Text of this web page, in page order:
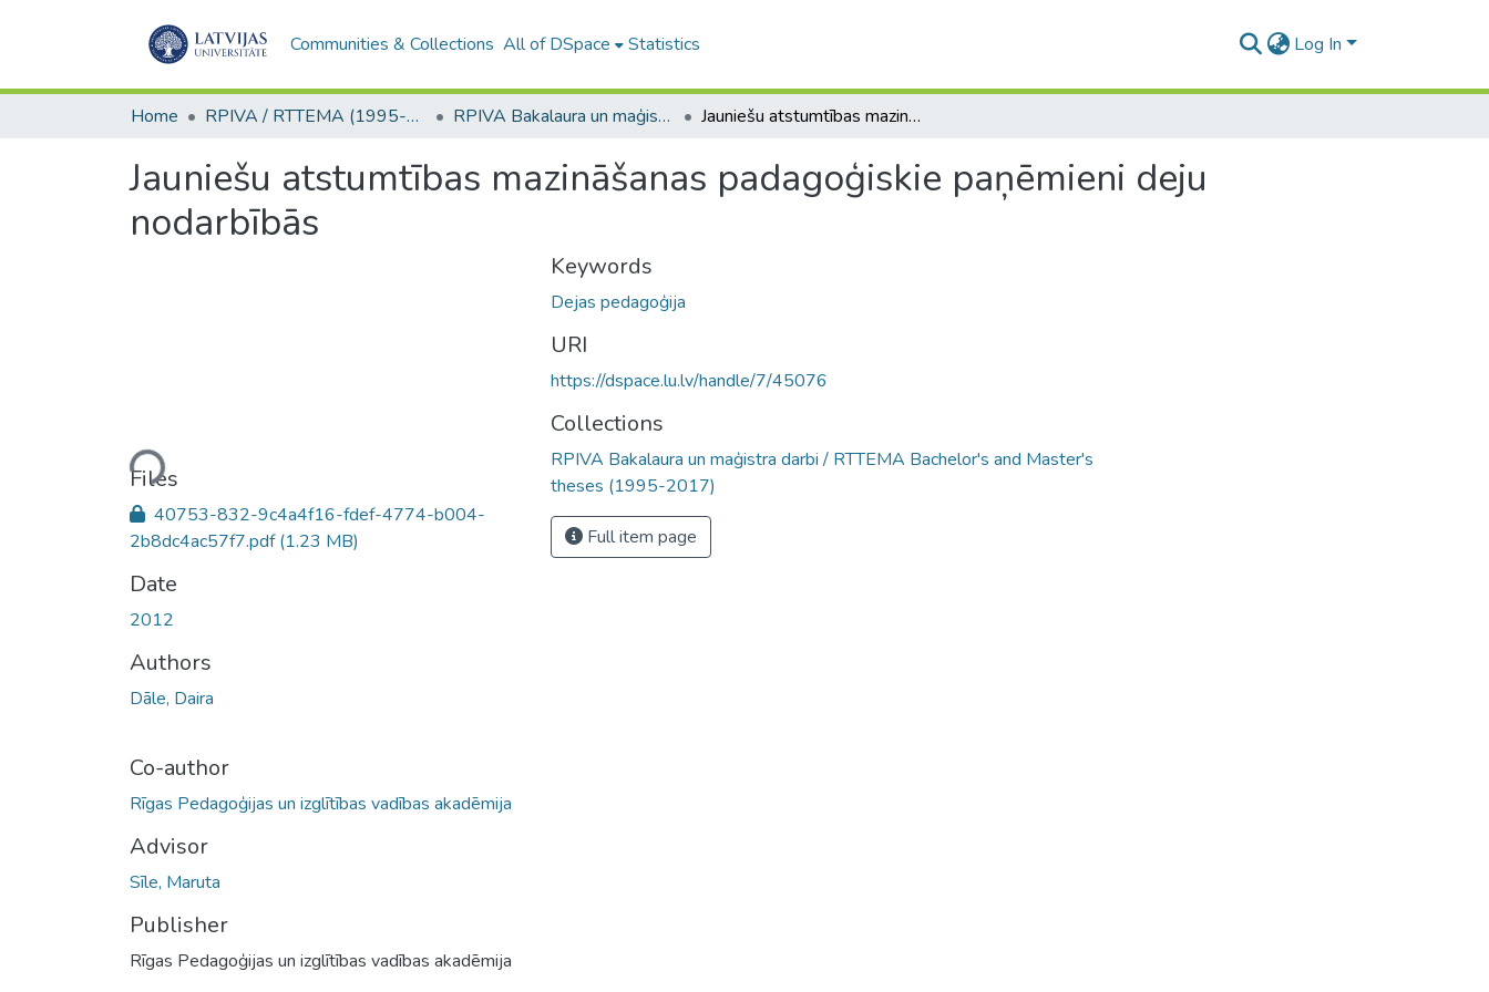
Communities & Collections All of DSpace Statistics Log In
Home RPIVA / RTTEMA (1995-2016) RPIVA Bakalaura un maģistra darbi / RTTEMA Bachelor's and Master's theses (1995-2017) Jauniešu atstumtības mazināšanas padagoģiskie paņēmieni deju nodarbībās
Jauniešu atstumtības mazināšanas padagoģiskie paņēmieni deju
nodarbībās
Loading...
Files
40753-832-9c4a4f16-fdef-4774-b004-
2b8dc4ac57f7.pdf(1.23 MB)
Date
2012
Authors
Dāle, Daira
Co-author
Rīgas Pedagoģijas un izglītības vadības akadēmija
Advisor
Sīle, Maruta
Publisher
Rīgas Pedagoģijas un izglītības vadības akadēmija
Keywords
Dejas pedagoģija
URI
https://dspace.lu.lv/handle/7/45076
Collections
RPIVA Bakalaura un maģistra darbi / RTTEMA Bachelor's and Master's
theses (1995-2017)
Full item page